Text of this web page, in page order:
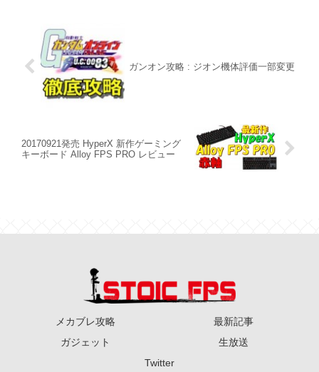
ガンオン攻略 : ジオン機体評価一部変更
20170921発売 HyperX 新作ゲーミング
キーボード Alloy FPS PRO レビュー
メカブレ攻略
最新記事
ガジェット
生放送
Twitter